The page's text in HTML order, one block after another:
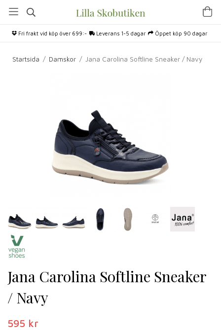
Fri frakt vid köp över 699:- Leverans 1-5 dagar Öppet köp 90 dagar
Startsida / Damskor / Jana Carolina Softline Sneaker / Navy
Jana Carolina Softline Sneaker
/ Navy
595 kr